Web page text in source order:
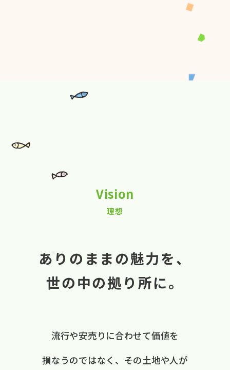
Vision
理想
ありのままの魅力を、
世の中の拠り所に。
流行や​安売りに​合わせて​価値を​
損なうのではなく、 ​その​土地や​人が​